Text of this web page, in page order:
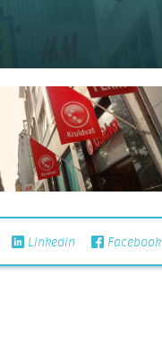
Linkedin Facebook